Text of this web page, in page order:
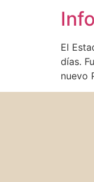
El
días.
nuevo